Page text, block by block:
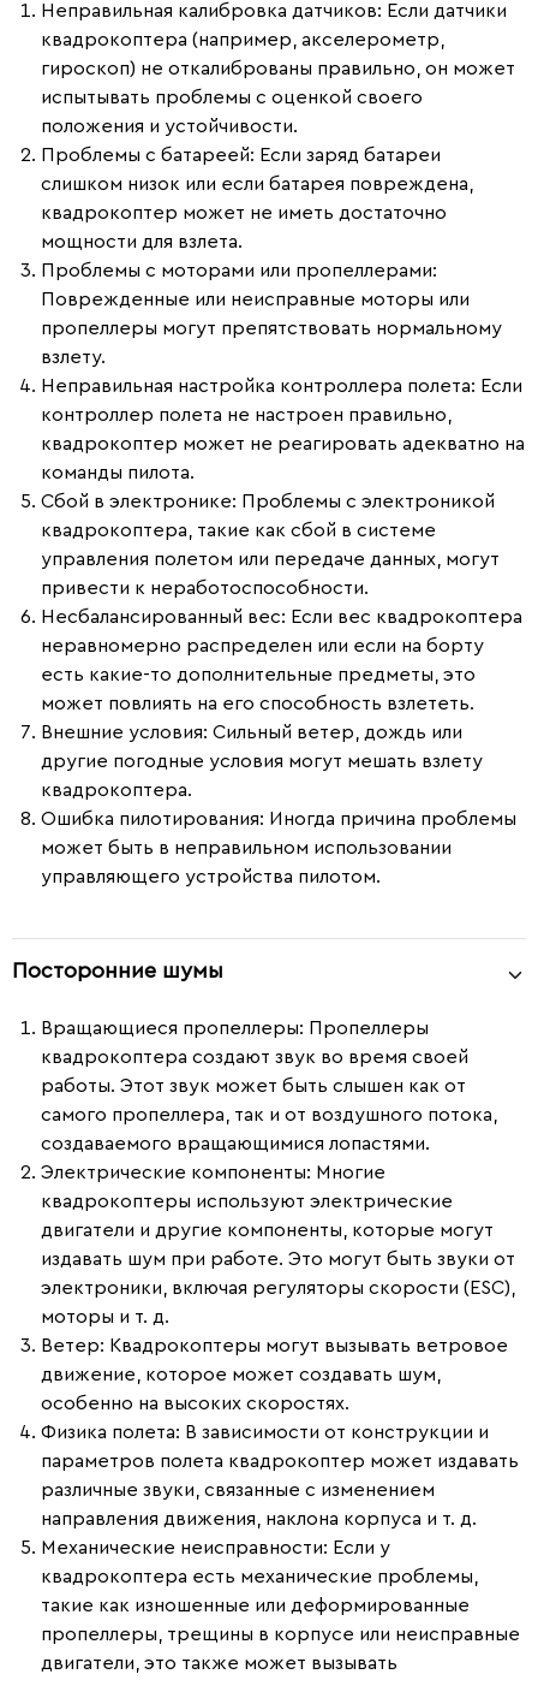
Неправильная калибровка датчиков: Если датчики
квадрокоптера (например, акселерометр,
гироскоп) не откалиброваны правильно, он может
испытывать проблемы с оценкой своего
положения и устойчивости.
Проблемы с батареей: Если заряд батареи
слишком низок или если батарея повреждена,
квадрокоптер может не иметь достаточно
мощности для взлета.
Проблемы с моторами или пропеллерами:
Поврежденные или неисправные моторы или
пропеллеры могут препятствовать нормальному
взлету.
Неправильная настройка контроллера полета: Если
контроллер полета не настроен правильно,
квадрокоптер может не реагировать адекватно на
команды пилота.
Сбой в электронике: Проблемы с электроникой
квадрокоптера, такие как сбой в системе
управления полетом или передаче данных, могут
привести к неработоспособности.
Несбалансированный вес: Если вес квадрокоптера
неравномерно распределен или если на борту
есть какие-то дополнительные предметы, это
может повлиять на его способность взлететь.
Внешние условия: Сильный ветер, дождь или
другие погодные условия могут мешать взлету
квадрокоптера.
Ошибка пилотирования: Иногда причина проблемы
может быть в неправильном использовании
управляющего устройства пилотом.
Посторонние шумы
Вращающиеся пропеллеры: Пропеллеры
квадрокоптера создают звук во время своей
работы. Этот звук может быть слышен как от
самого пропеллера, так и от воздушного потока,
создаваемого вращающимися лопастями.
Электрические компоненты: Многие
квадрокоптеры используют электрические
двигатели и другие компоненты, которые могут
издавать шум при работе. Это могут быть звуки от
электроники, включая регуляторы скорости (ESC),
моторы и т. д.
Ветер: Квадрокоптеры могут вызывать ветровое
движение, которое может создавать шум,
особенно на высоких скоростях.
Физика полета: В зависимости от конструкции и
параметров полета квадрокоптер может издавать
различные звуки, связанные с изменением
направления движения, наклона корпуса и т. д.
Механические неисправности: Если у
квадрокоптера есть механические проблемы,
такие как изношенные или деформированные
пропеллеры, трещины в корпусе или неисправные
двигатели, это также может вызывать